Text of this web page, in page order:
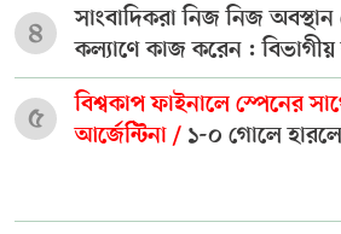
৪
সাংবাদিকরা নিজ নিজ
কল্যাণে কাজ করেন :
৫
বিশ্বকাপ ফাইনালে স্পেনের
আর্জেন্টিনা / ১-০ গোলে